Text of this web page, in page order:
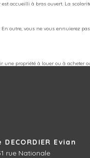
accueilli à bras ouvert. La
outre, vous ne vous ennuierez
propriété à louer ou à
Evian
rue Nationale